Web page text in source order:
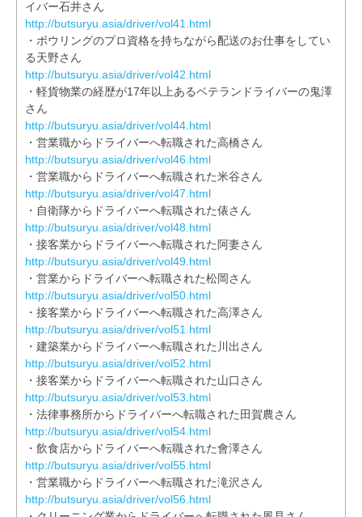
イバー石井さん
http://butsuryu.asia/driver/vol41.html
・ボウリングのプロ資格を持ちながら配送のお仕事をしてい
る天野さん
http://butsuryu.asia/driver/vol42.html
・軽貨物業の経歴が17年以上あるベテランドライバーの鬼澤
さん
http://butsuryu.asia/driver/vol44.html
・営業職からドライバーへ転職された高橋さん
http://butsuryu.asia/driver/vol46.html
・営業職からドライバーへ転職された米谷さん
http://butsuryu.asia/driver/vol47.html
・自衛隊からドライバーへ転職された俵さん
http://butsuryu.asia/driver/vol48.html
・接客業からドライバーへ転職された阿妻さん
http://butsuryu.asia/driver/vol49.html
・営業からドライバーへ転職された松岡さん
http://butsuryu.asia/driver/vol50.html
・接客業からドライバーへ転職された高澤さん
http://butsuryu.asia/driver/vol51.html
・建築業からドライバーへ転職された川出さん
http://butsuryu.asia/driver/vol52.html
・接客業からドライバーへ転職された山口さん
http://butsuryu.asia/driver/vol53.html
・法律事務所からドライバーへ転職された田賀農さん
http://butsuryu.asia/driver/vol54.html
・飲食店からドライバーへ転職された會澤さん
http://butsuryu.asia/driver/vol55.html
・営業職からドライバーへ転職された滝沢さん
http://butsuryu.asia/driver/vol56.html